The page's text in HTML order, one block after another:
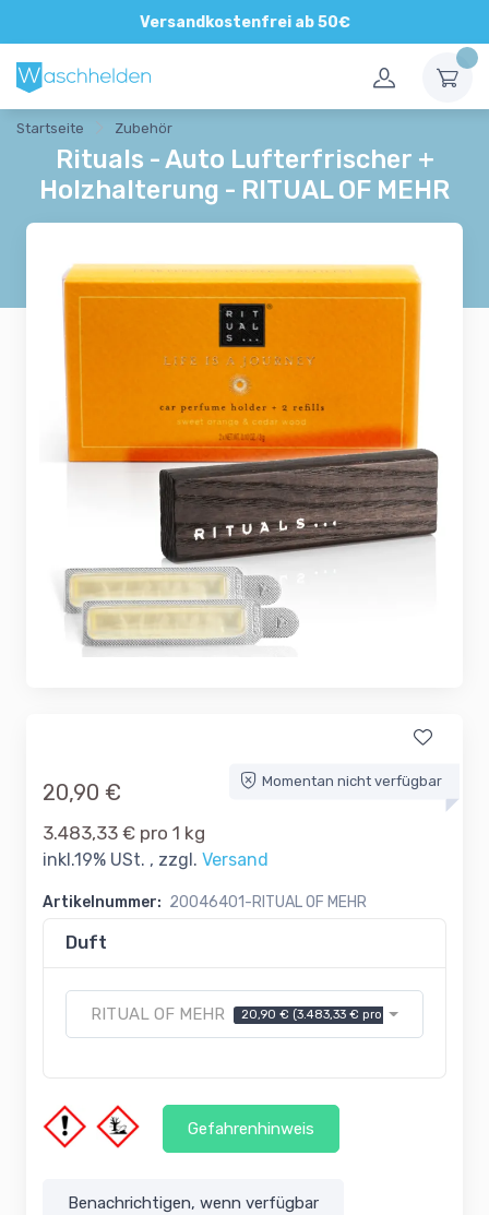
Versandkostenfrei ab 50€
Direkte und persönliche Beratung
Startseite Zubehör
Rituals - Auto Lufterfrischer +
Holzhalterung - RITUAL OF MEHR
Momentan nicht verfügbar
20,90 €
3.483,33 € pro 1 kg
inkl.19% USt. , zzgl. Versand
Artikelnummer: 20046401-RITUAL OF MEHR
Duft
RITUAL OF MEHR 20,90 € (3.483,33 € pro kg)
Gefahrenhinweis
Benachrichtigen, wenn verfügbar